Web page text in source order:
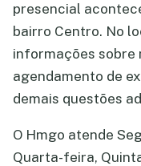
presencial
bairro Centro. No
informações sobre
agendamento de
demais questões
O Hmgo atende
Quarta-feira,